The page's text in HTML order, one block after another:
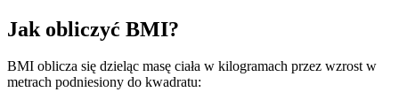
Jak obliczyć BMI?
BMI oblicza się dzieląc masę ciała w kilogramach przez wzrost w
metrach podniesiony do kwadratu: